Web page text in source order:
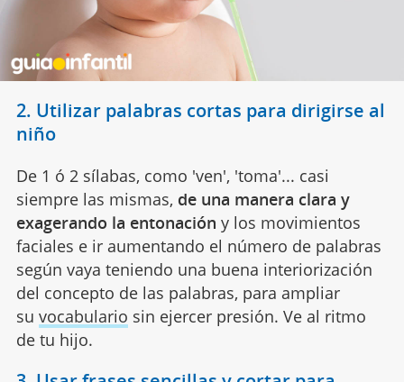
2. Utilizar palabras cortas para dirigirse al
niño
De 1 ó 2 sílabas, como 'ven', 'toma'... casi
siempre las mismas, de una manera clara y
exagerando la entonación y los movimientos
faciales e ir aumentando el número de palabras
según vaya teniendo una buena interiorización
del concepto de las palabras, para ampliar
su vocabulario sin ejercer presión. Ve al ritmo
de tu hijo.